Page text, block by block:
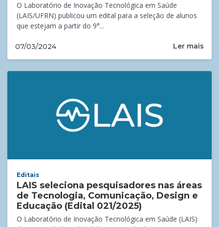
O Laboratório de Inovação Tecnológica em Saúde
(LAIS/UFRN) publicou um edital para a seleção de alunos
que estejam a partir do 9°...
07/03/2024 Ler mais
Editais
LAIS seleciona pesquisadores nas áreas
de Tecnologia, Comunicação, Design e
Educação (Edital 021/2025)
O Laboratório de Inovação Tecnológica em Saúde (LAIS)